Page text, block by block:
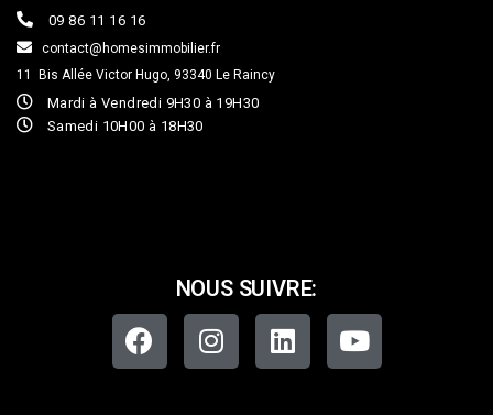
09 86 11 16 16
contact@homesimmobilier.fr
11 Bis Allée Victor Hugo, 93340 Le Raincy
Mardi à Vendredi 9H30 à 19H30
Samedi 10H00 à 18H30
NOUS SUIVRE: